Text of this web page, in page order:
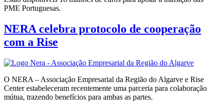
PME Portuguesas.
NERA celebra protocolo de cooperação
com a Rise
O NERA – Associação Empresarial da Região do Algarve e Rise
Center estabeleceram recentemente uma parceria para colaboração
mútua, trazendo benefícios para ambas as partes.